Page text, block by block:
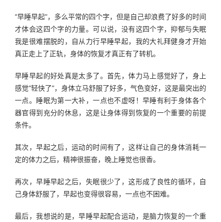
“早睡早起”，多么平常的四个字，但是自己却浪费了好多的时间
才体会这四个字的力量。可以说，没有这四个字，抑郁与失眠
我是很难摆脱的，自从力行早睡早起，我的大礼拜健身才开始
真正走上了正轨，身体的恢复才真正有了转机。
早睡早起的好处真是太多了。首先，体力马上感觉好了，身上
感觉“轻快了”，身体立马舒服了好多，气色变好，这是最突出的
一点。睡眠为第一大补，一点也不虚呀！早睡有利于身体各个
器官得到充分的休息，这是让身体得到恢复的一个重要的前提
条件。
其次，早起之后，运动的时间有了，这样让自己的身体消耗一
定的体力之后，精神很振奋，晚上睡觉也很香。
再次，早睡早起之后，失眠很少了，这形成了良性的循环，自
己身体舒服了，早起也变得很容易，一点也不困难。
最后，我想说的是，早睡早起配合运动，是脑力恢复的一个重